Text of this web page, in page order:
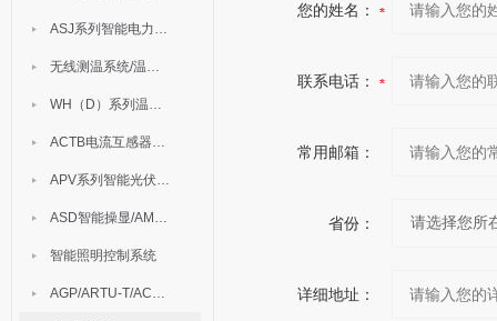
ASJ系列智能电力继电器
无线测温系统/温度巡检
WH（D）系列温湿度控制器
ACTB电流互感器过电压保护器
APV系列智能光伏汇流箱
ASD智能操显/AM中压保护
智能照明控制系统
AGP/ARTU-T/ACM/ADDC
您的姓名：
联系电话：
常用邮箱：
省份：
详细地址：